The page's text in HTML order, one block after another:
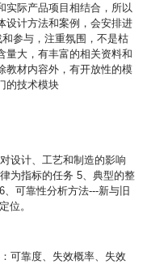
实际产品项目相结合，所以
设计方法和案例，会安排进
参与，注重氛围，不是枯
量大，有丰富的相关资料和
教材内容外，有开放性的模
的技术模块
设计、工艺和制造的影响
为指标的任务 5、典型的整
可靠性分析方法---新与旧
位。
可靠度、失效概率、失效